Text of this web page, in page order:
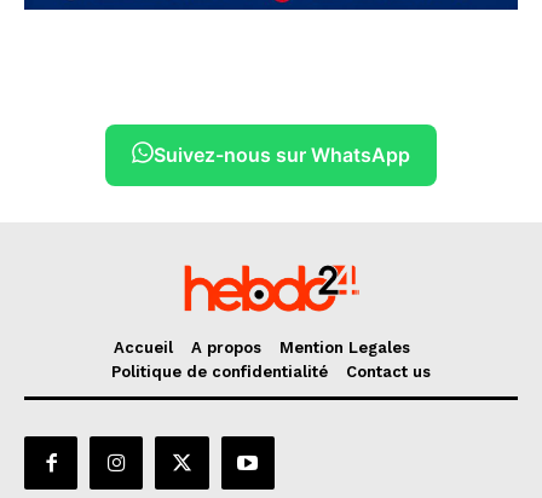
Suivez-nous sur WhatsApp
Accueil A propos
Mention Legales
Politique de confidentialité
Contact us